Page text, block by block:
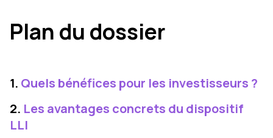
Plan du dossier
1. Quels bénéfices pour les investisseurs ?
2. Les avantages concrets du dispositif
LLI